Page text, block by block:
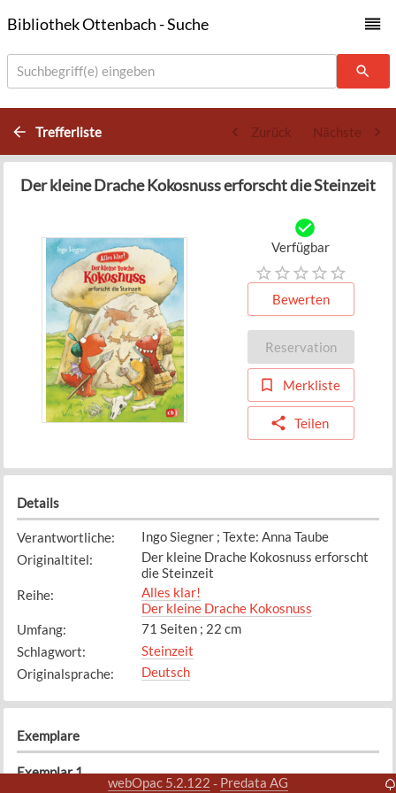
Bibliothek Ottenbach - Suche
Suchbegriff(e) eingeben
Trefferliste Zurück Nächste
Der kleine Drache Kokosnuss erforscht die Steinzeit
Verfügbar
Bewerten
Reservation
Merkliste
Teilen
Details
Verantwortliche:
Ingo Siegner ; Texte: Anna Taube
Originaltitel:
Der kleine Drache Kokosnuss erforscht
die Steinzeit
Reihe:
Alles klar!
Der kleine Drache Kokosnuss
Umfang:
71 Seiten ; 22 cm
Schlagwort:
Steinzeit
Originalsprache: Deutsch
Exemplare
Exemplar1
webOpac 5.2.122 - Predata AG